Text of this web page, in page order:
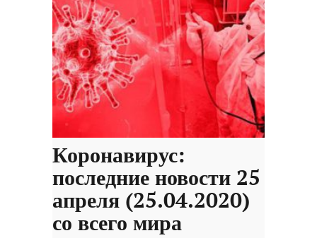
Коронавирус:
последние новости 25
апреля (25.04.2020)
со всего мира